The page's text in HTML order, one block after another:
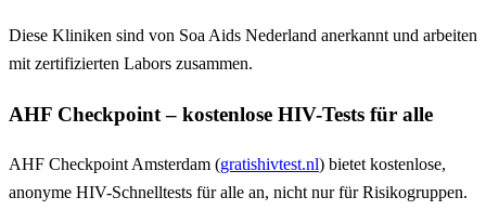
Diese Kliniken sind von Soa Aids Nederland anerkannt und arbeiten
mit zertifizierten Labors zusammen.
AHF Checkpoint – kostenlose HIV-Tests für alle
AHF Checkpoint Amsterdam (gratishivtest.nl) bietet kostenlose,
anonyme HIV-Schnelltests für alle an, nicht nur für Risikogruppen.